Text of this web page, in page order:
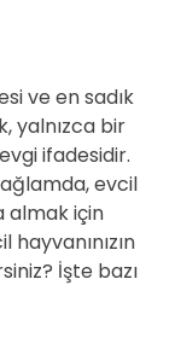
ve en sadık
yalnızca bir
ifadesidir.
evcil
almak için
İşte bazı